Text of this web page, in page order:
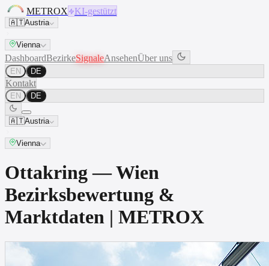
METROX KI-gestützt
🇦🇹Austria
Vienna
DashboardBezirkeSignaleAnsehenÜber uns
EN DE
Kontakt
EN DE
🇦🇹Austria
Vienna
Ottakring — Wien
Bezirksbewertung &
Marktdaten | METROX